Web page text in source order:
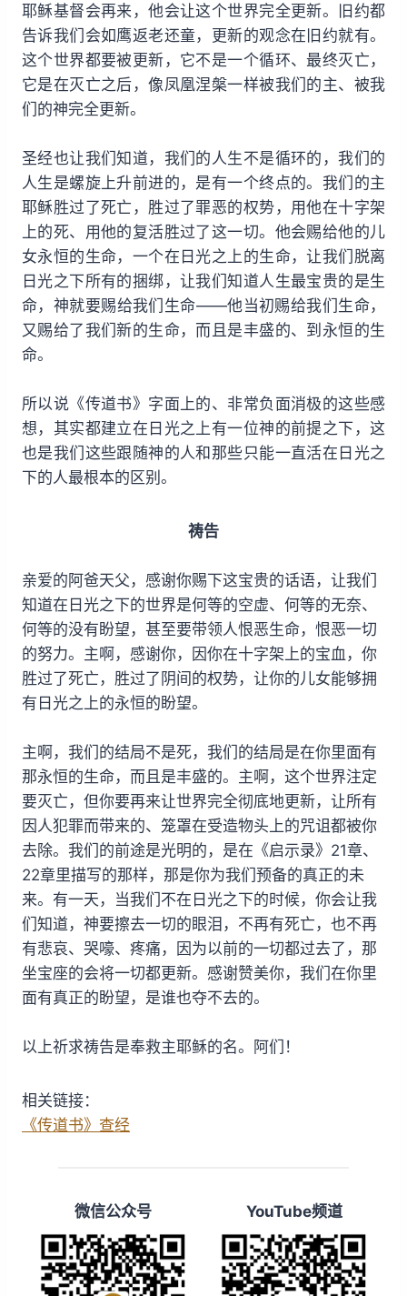
耶稣基督会再来，他会让这个世界完全更新。旧约都
告诉我们会如鹰返老还童，更新的观念在旧约就有。
这个世界都要被更新，它不是一个循环、最终灭亡，
它是在灭亡之后，像凤凰涅槃一样被我们的主、被我
们的神完全更新。
圣经也让我们知道，我们的人生不是循环的，我们的
人生是螺旋上升前进的，是有一个终点的。我们的主
耶稣胜过了死亡，胜过了罪恶的权势，用他在十字架
上的死、用他的复活胜过了这一切。他会赐给他的儿
女永恒的生命，一个在日光之上的生命，让我们脱离
日光之下所有的捆绑，让我们知道人生最宝贵的是生
命，神就要赐给我们生命——他当初赐给我们生命，
又赐给了我们新的生命，而且是丰盛的、到永恒的生
命。
所以说《传道书》字面上的、非常负面消极的这些感
想，其实都建立在日光之上有一位神的前提之下，这
也是我们这些跟随神的人和那些只能一直活在日光之
下的人最根本的区别。
祷告
亲爱的阿爸天父，感谢你赐下这宝贵的话语，让我们
知道在日光之下的世界是何等的空虚、何等的无奈、
何等的没有盼望，甚至要带领人恨恶生命，恨恶一切
的努力。主啊，感谢你，因你在十字架上的宝血，你
胜过了死亡，胜过了阴间的权势，让你的儿女能够拥
有日光之上的永恒的盼望。
主啊，我们的结局不是死，我们的结局是在你里面有
那永恒的生命，而且是丰盛的。主啊，这个世界注定
要灭亡，但你要再来让世界完全彻底地更新，让所有
因人犯罪而带来的、笼罩在受造物头上的咒诅都被你
去除。我们的前途是光明的，是在《启示录》21章、
22章里描写的那样，那是你为我们预备的真正的未
来。有一天，当我们不在日光之下的时候，你会让我
们知道，神要擦去一切的眼泪，不再有死亡，也不再
有悲哀、哭嚎、疼痛，因为以前的一切都过去了，那
坐宝座的会将一切都更新。感谢赞美你，我们在你里
面有真正的盼望，是谁也夺不去的。
以上祈求祷告是奉救主耶稣的名。阿们！
相关链接：
《传道书》查经
微信公众号 YouTube频道